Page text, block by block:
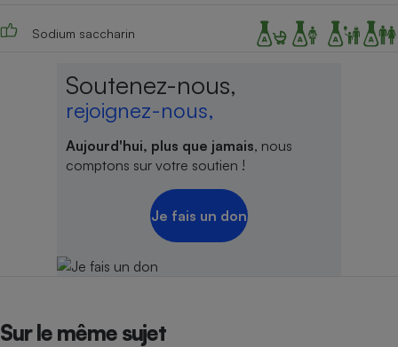
Sodium saccharin
Soutenez-nous,
rejoignez-nous,
Aujourd'hui, plus que jamais, nous
comptons sur votre soutien !
Je fais un don
Sur le même sujet